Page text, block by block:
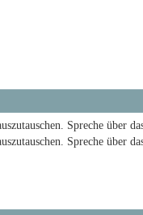
Spreche über
Spreche über